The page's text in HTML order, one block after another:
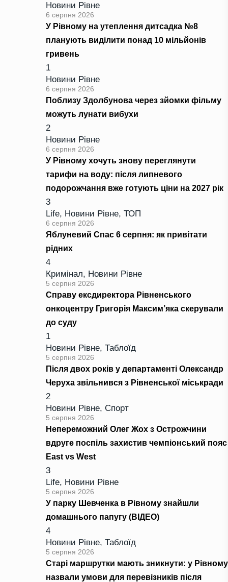
Новини Рівне
6 серпня 2026
У Рівному на утеплення дитсадка №8
планують виділити понад 10 мільйонів
гривень
1
Новини Рівне
6 серпня 2026
Поблизу Здолбунова через зйомки фільму
можуть лунати вибухи
2
Новини Рівне
6 серпня 2026
У Рівному хочуть знову переглянути
тарифи на воду: після липневого
подорожчання вже готують ціни на 2027 рік
3
Life, Новини Рівне, ТОП
6 серпня 2026
Яблуневий Спас 6 серпня: як привітати
рідних
4
Кримінал, Новини Рівне
5 серпня 2026
Справу ексдиректора Рівненського
онкоцентру Григорія Максим’яка скерували
до суду
1
Новини Рівне, Таблоїд
5 серпня 2026
Після двох років у департаменті Олександр
Черуха звільнився з Рівненської міськради
2
Новини Рівне, Спорт
5 серпня 2026
Непереможний Олег Жох з Острожчини
вдруге поспіль захистив чемпіонський пояс
East vs West
3
Life, Новини Рівне
5 серпня 2026
У парку Шевченка в Рівному знайшли
домашнього папугу (ВІДЕО)
4
Новини Рівне, Таблоїд
5 серпня 2026
Старі маршрутки мають зникнути: у Рівному
назвали умови для перевізників після